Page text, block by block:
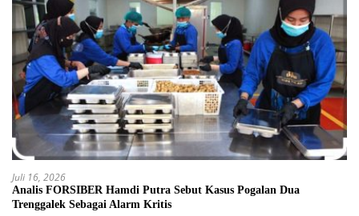
Juli 16, 2026
Analis FORSIBER Hamdi Putra Sebut Kasus Pogalan Dua
Trenggalek Sebagai Alarm Kritis